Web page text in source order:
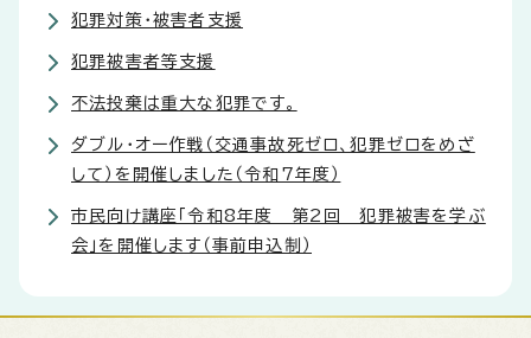
犯罪対策・被害者支援
犯罪被害者等支援
不法投棄は重大な犯罪です。
ダブル・オー作戦（交通事故死ゼロ、犯罪ゼロをめざ
して）を開催しました（令和7年度）
市民向け講座「令和8年度 第2回 犯罪被害を学ぶ
会」を開催します（事前申込制）